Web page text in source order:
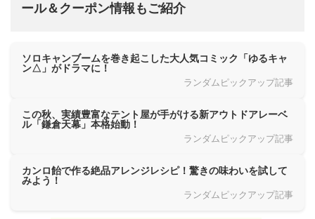
ール＆クーポン情報もご紹介
ソロキャンブームを巻き起こした大人気コミック「ゆるキャ
ン△」がドラマに！
ランダムピックアップ記事
この秋、実績豊富なテント屋が手がける新アウトドアレーベ
ル「鎌倉天幕」本格始動！
ランダムピックアップ記事
カンロ飴で作る絶品アレンジレシピ！驚きの味わいを試して
みよう！
ランダムピックアップ記事